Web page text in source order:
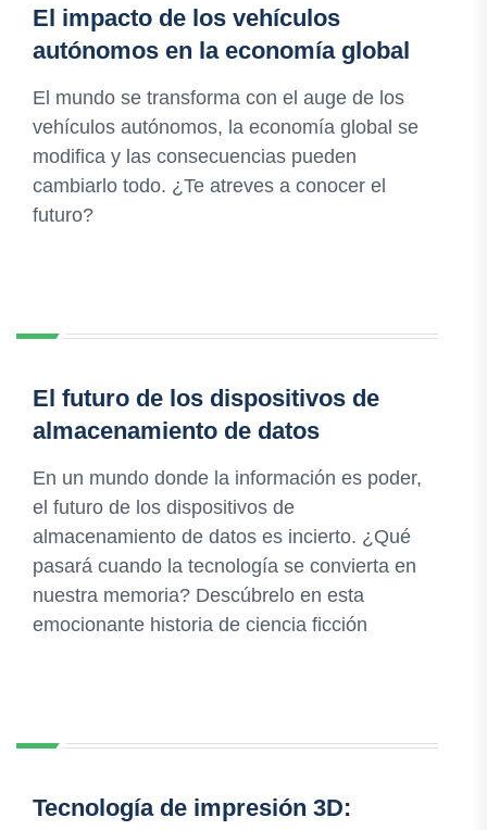
El impacto de los vehículos
autónomos en la economía global
El mundo se transforma con el auge de los
vehículos autónomos, la economía global se
modifica y las consecuencias pueden
cambiarlo todo. ¿Te atreves a conocer el
futuro?
El futuro de los dispositivos de
almacenamiento de datos
En un mundo donde la información es poder,
el futuro de los dispositivos de
almacenamiento de datos es incierto. ¿Qué
pasará cuando la tecnología se convierta en
nuestra memoria? Descúbrelo en esta
emocionante historia de ciencia ficción
Tecnología de impresión 3D: